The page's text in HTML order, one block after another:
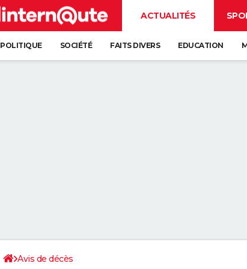
ACTUALITÉS
POLITIQUE SOCIÉTÉ FAITS DIVERS EDUCATION
Avis de décès